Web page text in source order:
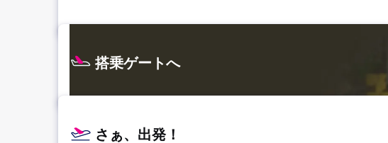
搭乗ゲートへ
さぁ、出発！